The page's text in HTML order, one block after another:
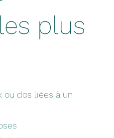
plus
ou dos liées à un